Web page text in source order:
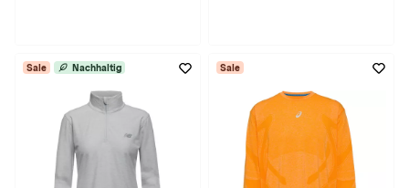
Sale Nachhaltig Sale